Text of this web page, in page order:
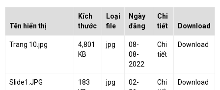
Tên hiển thị
Kích
thước
Loại
file
Ngày
đăng
Chi
tiết
Download
Trang 10.jpg
4,801
KB
jpg
08-
08-
2022
Chi
tiết
Download
Slide1.JPG
183
jpg
02-
Chi
Download